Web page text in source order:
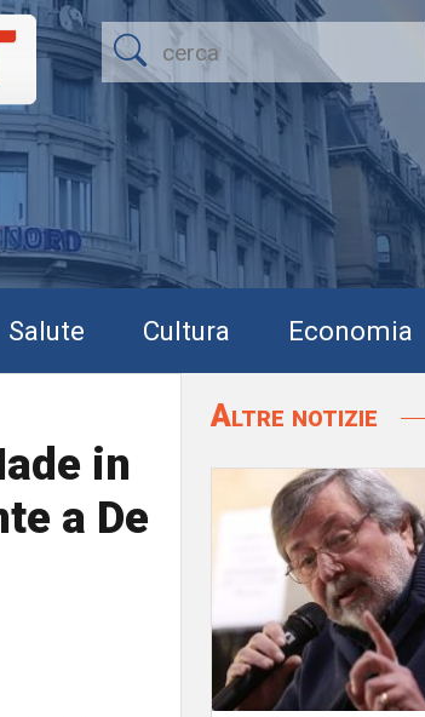
Salute Cultura Economia
in
a De
Altre notizie